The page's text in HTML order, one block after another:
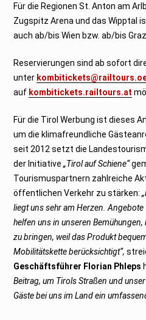
Für die Regionen St. Anton am
Zugspitz Arena und das Wipptal
auch ab/bis Wien bzw. ab/bis
Reservierungen sind ab sofort
unter
auf kombitickets.railtours.at
Für die Tirol Werbung ist dieses
um die klimafreundliche
seit 2012 setzt die
der Initiative„Tirol auf Schiene“
Tourismuspartnern zahlreiche
öffentlichen Verkehr zu stärken:
liegt uns sehr am Herzen. Angebote
helfen uns in unseren
zu bringen, weil das Produkt
Mobilitätskette berücksichtigt“,
Geschäftsführer Florian Phleps
Beitrag, um Tirols Straßen und
Gäste bei uns im Land ein